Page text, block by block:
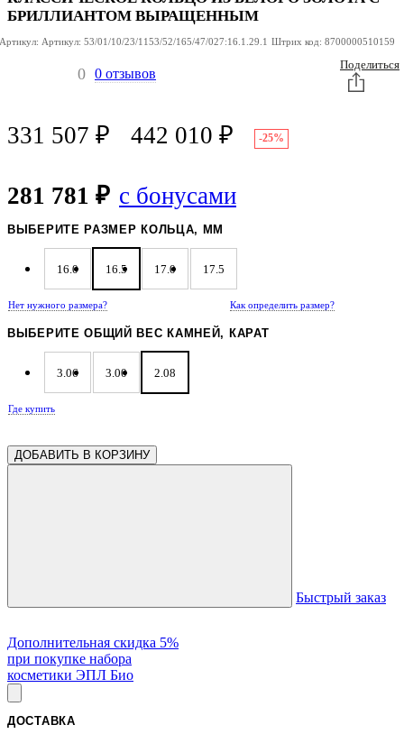
БРИЛЛИАНТОМ ВЫРАЩЕННЫМ
Артикул: Артикул: 53/01/10/23/1153/52/165/47/027:16.1.29.1 Штрих код: 8700000510159
0 0 отзывов
Поделиться
331 507 ₽ 442 010 ₽ -25%
281 781 ₽ с бонусами
ВЫБЕРИТЕ РАЗМЕР КОЛЬЦА, ММ
16.0 16.5 17.0 17.5
Нет нужного размера? Как определить размер?
ВЫБЕРИТЕ ОБЩИЙ ВЕС КАМНЕЙ, КАРАТ
3.06 3.00 2.08
Где купить
ДОБАВИТЬ В КОРЗИНУ
Быстрый заказ
Дополнительная скидка 5%
при покупке набора
косметики ЭПЛ Био
ДОСТАВКА